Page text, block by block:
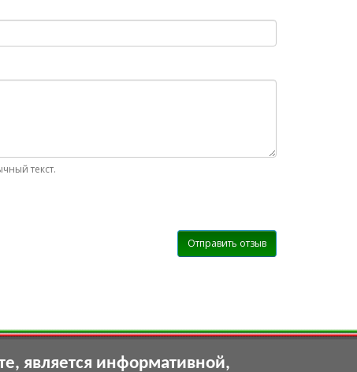
текст.
Отправить отзыв
является информативной,